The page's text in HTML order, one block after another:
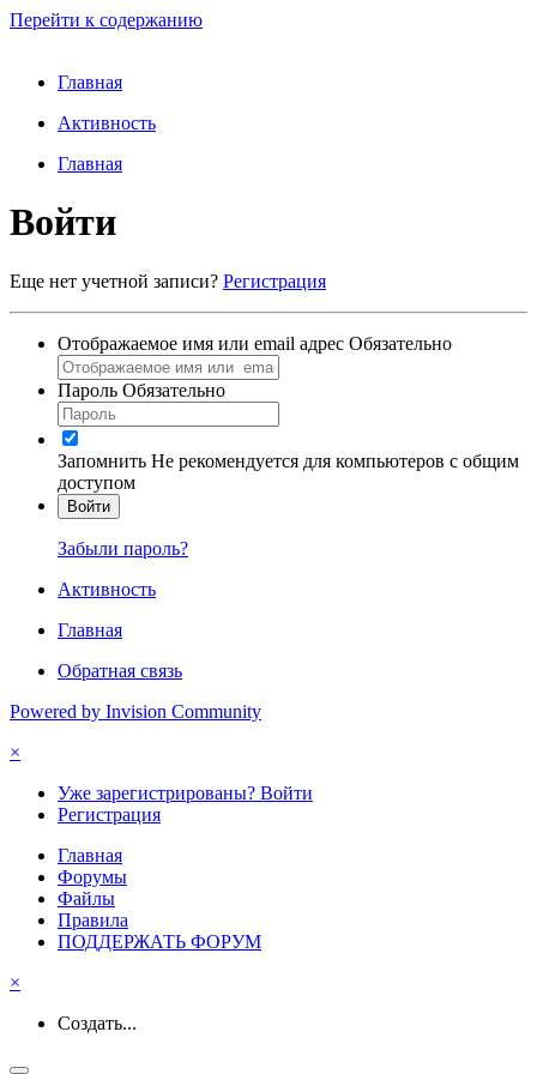
Перейти к содержанию
Главная
Активность
Главная
Войти
Еще нет учетной записи? Регистрация
Отображаемое имя или email адрес Обязательно
Пароль Обязательно
Запомнить Не рекомендуется для компьютеров с общим
доступом
Войти
Забыли пароль?
Активность
Главная
Обратная связь
Powered by Invision Community
×
Уже зарегистрированы? Войти
Регистрация
Главная
Форумы
Файлы
Правила
ПОДДЕРЖАТЬ ФОРУМ
×
Создать...